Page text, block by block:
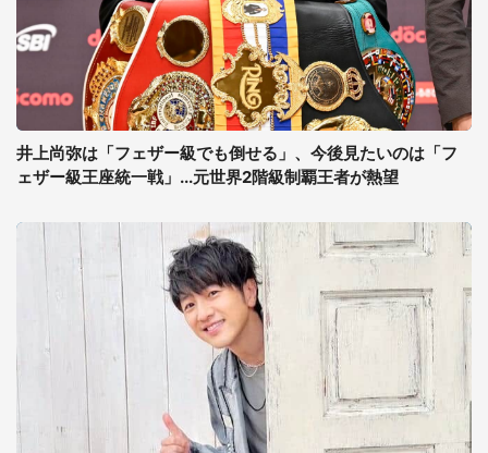
井上尚弥は「フェザー級でも倒せる」、今後見たいのは「フ
ェザー級王座統一戦」...元世界2階級制覇王者が熱望